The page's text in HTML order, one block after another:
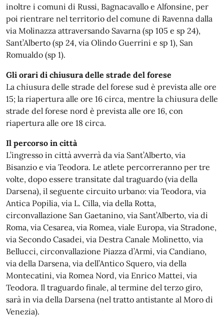
inoltre i comuni di Russi, Bagnacavallo e Alfonsine, per
poi rientrare nel territorio del comune di Ravenna dalla
via Molinazza attraversando Savarna (sp 105 e sp 24),
Sant’Alberto (sp 24, via Olindo Guerrini e sp 1), San
Romualdo (sp 1).
Gli orari di chiusura delle strade del forese
La chiusura delle strade del forese sud è prevista alle ore
15; la riapertura alle ore 16 circa, mentre la chiusura delle
strade del forese nord è prevista alle ore 16, con
riapertura alle ore 18 circa.
Il percorso in città
L’ingresso in città avverrà da via Sant’Alberto, via
Bisanzio e via Teodora. Le atlete percorreranno per tre
volte, dopo essere transitate dal traguardo (via della
Darsena), il seguente circuito urbano: via Teodora, via
Antica Popilia, via L. Cilla, via della Rotta,
circonvallazione San Gaetanino, via Sant’Alberto, via di
Roma, via Cesarea, via Romea, viale Europa, via Stradone,
via Secondo Casadei, via Destra Canale Molinetto, via
Bellucci, circonvallazione Piazza d’Armi, via Candiano,
via della Darsena, via dell’Antico Squero, via della
Montecatini, via Romea Nord, via Enrico Mattei, via
Teodora. Il traguardo finale, al termine del terzo giro,
sarà in via della Darsena (nel tratto antistante al Moro di
Venezia).